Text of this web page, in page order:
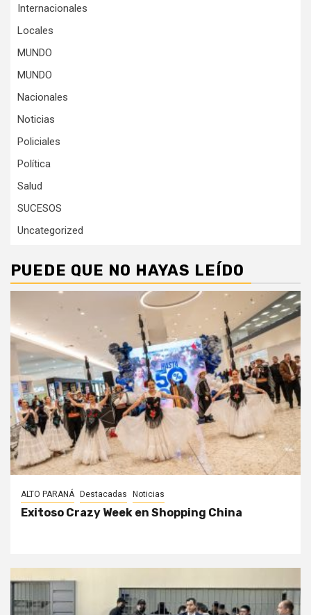
Internacionales
Locales
MUNDO
MUNDO
Nacionales
Noticias
Policiales
Política
Salud
SUCESOS
Uncategorized
PUEDE QUE NO HAYAS LEÍDO
ALTO PARANÁ Destacadas Noticias
Exitoso Crazy Week en Shopping China